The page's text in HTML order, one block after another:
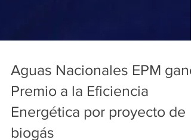
Aguas Nacionales EPM ganó
Premio a la Eficiencia
Energética por proyecto de